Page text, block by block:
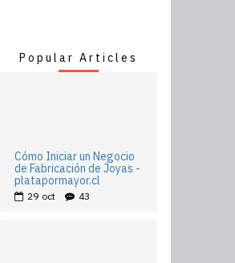
Popular Articles
Cómo Iniciar un Negocio
de Fabricación de Joyas -
platapormayor.cl
29 oct 43